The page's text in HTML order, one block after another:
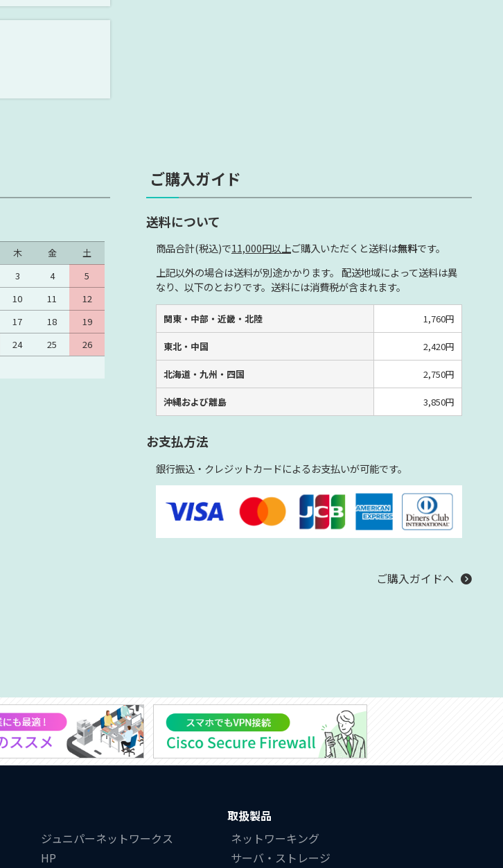
木 金
土
3 4
5
10 11
12
17 18
19
24 25
26
ご購入ガイド
送料について
商品合計(税込)で11,000円以上ご購入いただくと送料は無料です。
上記以外の場合は送料が別途かかります。 配送地域によって送料は異
なり、以下のとおりです。送料には消費税が含まれます。
関東・中部・近畿・北陸 1,760円
東北・中国 2,420円
北海道・九州・四国 2,750円
沖縄および離島 3,850円
お支払方法
銀行振込・クレジットカードによるお支払いが可能です。
ご購入ガイドへ
ジュニパーネットワークス
HP
取扱製品
ネットワーキング
サーバ・ストレージ